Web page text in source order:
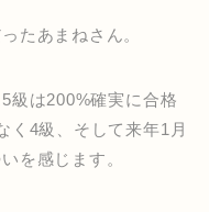
たあまねさん。
級は200%確実に合格
く4級、そして来年1月
を感じます。